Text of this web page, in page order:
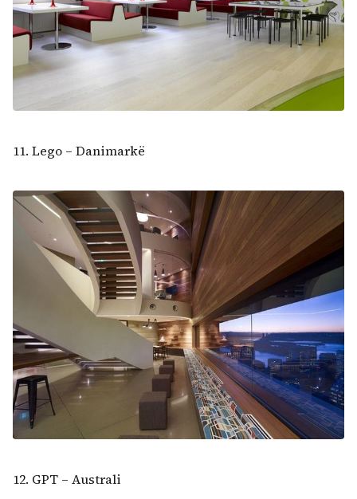
11. Lego – Danimarkë
12. GPT – Australi